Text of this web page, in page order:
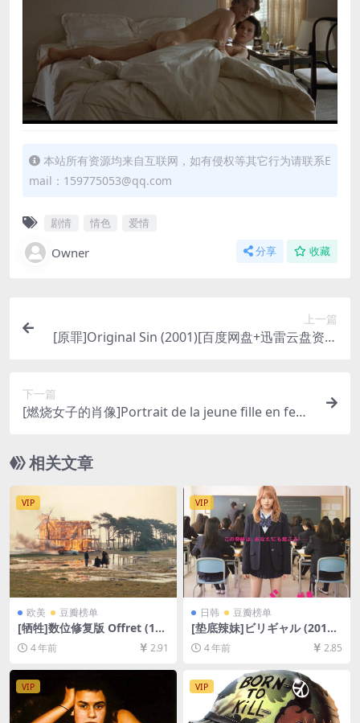
本站所有资源均来自互联网，如有侵权等其它行为请联系E
mail：159775053@qq.com
剧情 情色 爱情
Owner 分享 收藏
上一篇
[原罪]Original Sin (2001)[百度网盘+迅雷云盘资源
下一篇
[燃烧女子的肖像]Portrait de la jeune fille en feu
[MP4/6.5GB][中英字幕]【视频文件+防和谐压缩包
（含解压密码）】
相关文章
VIP
欧美 豆瓣榜单
[牺牲]数位修复版 Offret (198
6)[百度网盘+夸克网盘+迅雷云
盘资源1080P超清][MP4/9.2G
4 年前 2.91
VIP
日韩 豆瓣榜单
[垫底辣妹]ビリギャル (2015)
[百度网盘+迅雷云盘资源1080
P超清未删减][MP4/7.5GB][日
4 年前 2.85
VIP VIP